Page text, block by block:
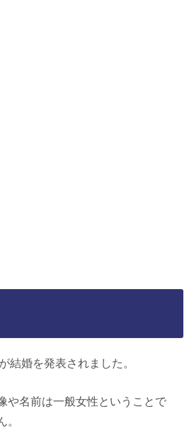
結婚を発表されました。
や名前は一般女性ということで
。